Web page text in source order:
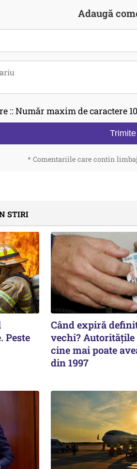
Adaugă
:: Număr maxim de caractere
Trimite
* Comentariile care contin
STIRI
Peste
Când expiră
vechi? Autoritățile
cine mai poate
din 1997